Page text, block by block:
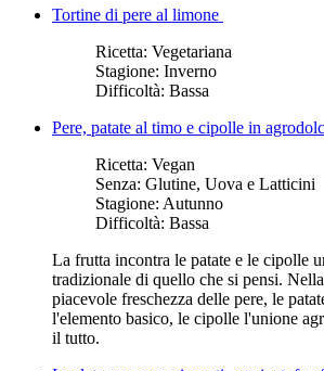
Tortine di pere al limone
Ricetta: Vegetariana
Stagione: Inverno
Difficoltà: Bassa
Pere, patate al timo e cipolle in
Ricetta: Vegan
Senza: Glutine, Uova e Latticini
Stagione: Autunno
Difficoltà: Bassa
La frutta incontra le patate e le cipolle
tradizionale di quello che si pensi.
piacevole freschezza delle pere, le
l'elemento basico, le cipolle l'unione
il tutto.